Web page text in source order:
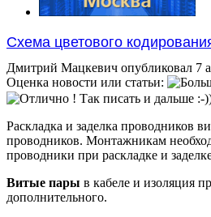
Схема цветового
Дмитрий Мацкевич опубликовал 7
Оценка новости или статьи:
Раскладка и заделка проводников
проводников. Монтажникам
проводники при раскладке и
Витые пары в кабеле и изоляция
дополнительного.